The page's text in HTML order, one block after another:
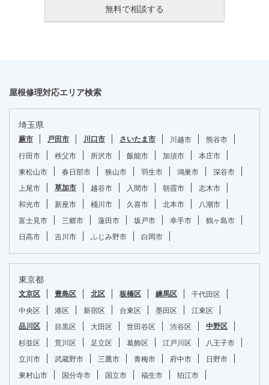
屋根修理対応エリア検索
埼玉県
蕨市 戸田市 川口市 さいたま市 川越市
熊谷市
行田市
秩父市 所沢市 飯能市 加須市
本庄市
東松山市
春日部市 狭山市 羽生市 鴻巣市
深谷市
上尾市
草加市 越谷市 入間市 朝霞市
志木市
和光市
新座市 桶川市 久喜市 北本市
八潮市
富士見市
三郷市 蓮田市 坂戸市 幸手市
鶴ヶ島市
日高市
吉川市 ふじみ野市 白岡市
東京都
文京区 豊島区 北区 板橋区 練馬区
千代田区
中央区
港区 新宿区 台東区 墨田区 江東区
品川区 目黒区 大田区 世田谷区 渋谷区 中野区
杉並区 荒川区 足立区 葛飾区 江戸川区
八王子市
立川市
武蔵野市 三鷹市 青梅市 府中市
日野市
東村山市
国分寺市 国立市 福生市
狛江市